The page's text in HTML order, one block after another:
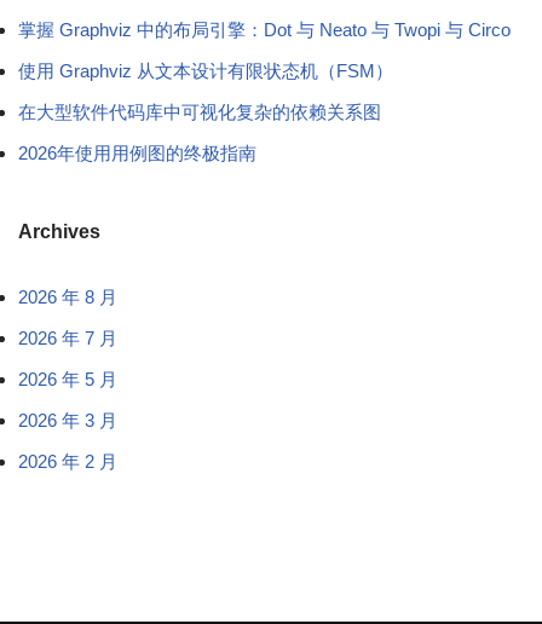
掌握 Graphviz 中的布局引擎：Dot 与 Neato 与 Twopi 与 Circo
使用 Graphviz 从文本设计有限状态机（FSM）
在大型软件代码库中可视化复杂的依赖关系图
2026年使用用例图的终极指南
Archives
2026 年 8 月
2026 年 7 月
2026 年 5 月
2026 年 3 月
2026 年 2 月